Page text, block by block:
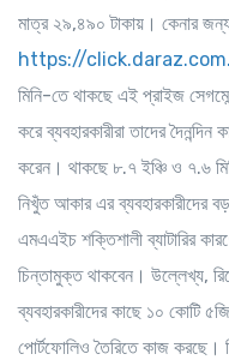
মাত্র ২৯,৪৯০ টাকায়। কেনার
https://
মিনি-তে থাকছে এই প্রাইজ
করে ব্যবহারকারীরা তাদের
করেন। থাকছে ৮.৭ ইঞ্চি ও ৭.৬
নিখুঁত আকার এর ব্যবহারকারীদের
এমএএইচ শক্তিশালী ব্যাটারির
চিন্তামুক্ত থাকবেন। উল্লেখ্য,
ব্যবহারকারীদের কাছে ১০ কোটি
পোর্টফোলিও তৈরিতে কাজ করছে।